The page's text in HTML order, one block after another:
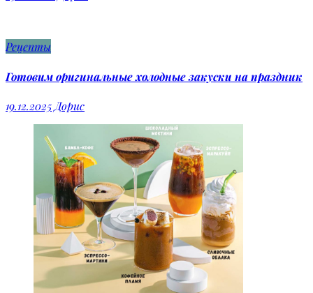
Рецепты
Готовим оригинальные холодные закуски на праздник
19.12.2025 Дорис